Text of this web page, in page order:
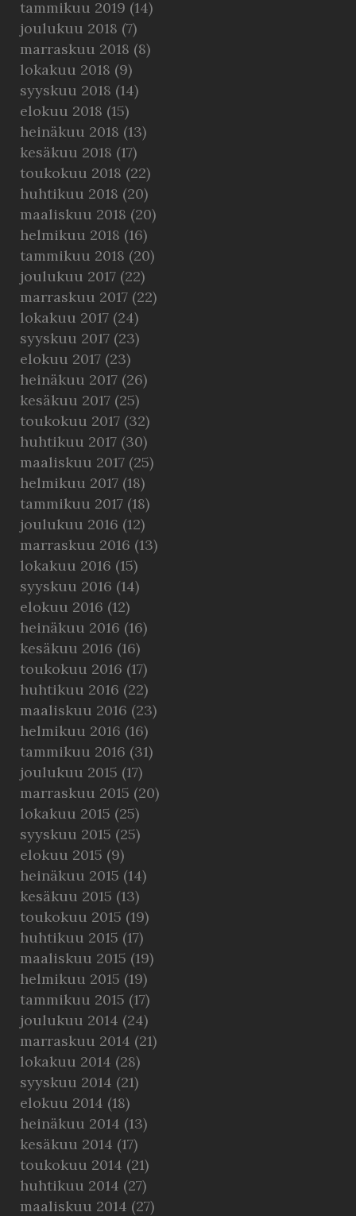
tammikuu 2019 (14)
joulukuu 2018 (7)
marraskuu 2018 (8)
lokakuu 2018 (9)
syyskuu 2018 (14)
elokuu 2018 (15)
heinäkuu 2018 (13)
kesäkuu 2018 (17)
toukokuu 2018 (22)
huhtikuu 2018 (20)
maaliskuu 2018 (20)
helmikuu 2018 (16)
tammikuu 2018 (20)
joulukuu 2017 (22)
marraskuu 2017 (22)
lokakuu 2017 (24)
syyskuu 2017 (23)
elokuu 2017 (23)
heinäkuu 2017 (26)
kesäkuu 2017 (25)
toukokuu 2017 (32)
huhtikuu 2017 (30)
maaliskuu 2017 (25)
helmikuu 2017 (18)
tammikuu 2017 (18)
joulukuu 2016 (12)
marraskuu 2016 (13)
lokakuu 2016 (15)
syyskuu 2016 (14)
elokuu 2016 (12)
heinäkuu 2016 (16)
kesäkuu 2016 (16)
toukokuu 2016 (17)
huhtikuu 2016 (22)
maaliskuu 2016 (23)
helmikuu 2016 (16)
tammikuu 2016 (31)
joulukuu 2015 (17)
marraskuu 2015 (20)
lokakuu 2015 (25)
syyskuu 2015 (25)
elokuu 2015 (9)
heinäkuu 2015 (14)
kesäkuu 2015 (13)
toukokuu 2015 (19)
huhtikuu 2015 (17)
maaliskuu 2015 (19)
helmikuu 2015 (19)
tammikuu 2015 (17)
joulukuu 2014 (24)
marraskuu 2014 (21)
lokakuu 2014 (28)
syyskuu 2014 (21)
elokuu 2014 (18)
heinäkuu 2014 (13)
kesäkuu 2014 (17)
toukokuu 2014 (21)
huhtikuu 2014 (27)
maaliskuu 2014 (27)